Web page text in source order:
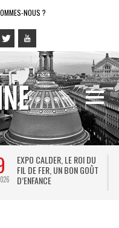
NOUS ?
EXPO CALDER, LE ROI DU
FIL DE FER, UN BON GOÛT
D’ENFANCE